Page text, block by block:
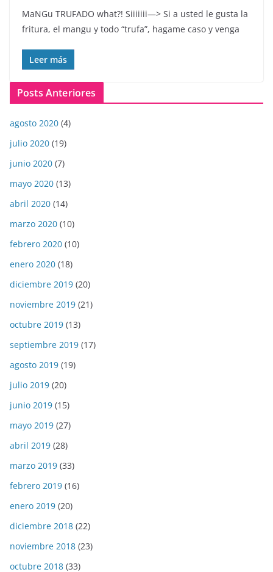
MaNGu TRUFADO️ what?! Siiiiiii—> Si a usted le gusta la
fritura, el mangu y todo “trufa”, hagame caso y venga
Leer más
Posts Anteriores
agosto 2020 (4)
julio 2020 (19)
junio 2020 (7)
mayo 2020 (13)
abril 2020 (14)
marzo 2020 (10)
febrero 2020 (10)
enero 2020 (18)
diciembre 2019 (20)
noviembre 2019 (21)
octubre 2019 (13)
septiembre 2019 (17)
agosto 2019 (19)
julio 2019 (20)
junio 2019 (15)
mayo 2019 (27)
abril 2019 (28)
marzo 2019 (33)
febrero 2019 (16)
enero 2019 (20)
diciembre 2018 (22)
noviembre 2018 (23)
octubre 2018 (33)